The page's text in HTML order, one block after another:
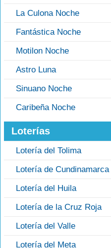
La Culona Noche
Fantástica Noche
Motilon Noche
Astro Luna
Sinuano Noche
Caribeña Noche
Loterías
Lotería del Tolima
Lotería de Cundinamarca
Lotería del Huila
Lotería de la Cruz Roja
Lotería del Valle
Lotería del Meta